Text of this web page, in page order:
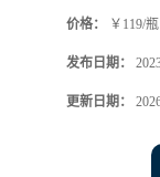
价格： ￥119/瓶
发布日期：
更新日期：